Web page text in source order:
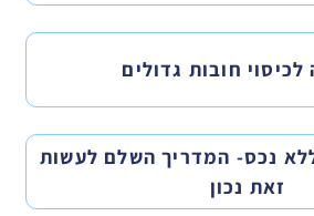
לכיסוי חובות גדולים
נכס- המדריך השלם לעשות
זאת נכון